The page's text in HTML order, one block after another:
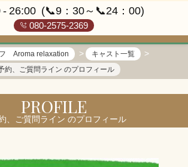
26:00 (📞9：30～📞24：00)
080-2575-2369
Aroma relaxation
キャスト一覧
約、ご質問ライン のプロフィール
PROFILE
、ご質問ライン のプロフィール